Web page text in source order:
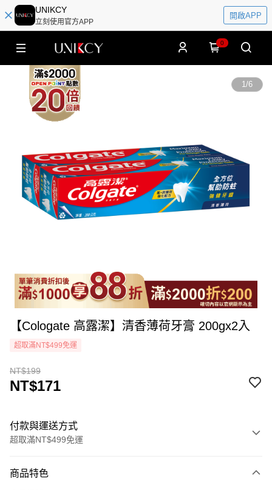
UNIKCY
立刻使用官方APP
開啟APP
0
1/6
【Cologate 高露潔】清香薄荷牙膏 200gx2入
超取滿NT$499免運
NT$199
NT$171
付款與運送方式
超取滿NT$499免運
icash Pay
商品特色